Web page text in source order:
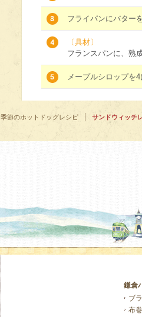
フライパンにバター
〔具材〕
フランスパンに、熟
メープルシロップを
季節のホットドッグレシピ サンドウィッチ
鎌倉
ブ
布